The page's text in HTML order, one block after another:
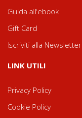
Guida all'ebook
Gift Card
Iscriviti alla Newsletter
LINK UTILI
Privacy Policy
Cookie Policy